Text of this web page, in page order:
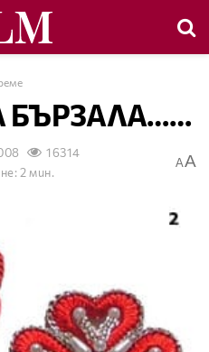
БЪРЗАЛА……
16314
2 мин.
AA